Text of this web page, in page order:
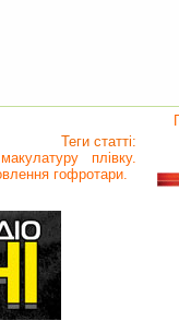
Теги статті:
плівку.
гофротари.